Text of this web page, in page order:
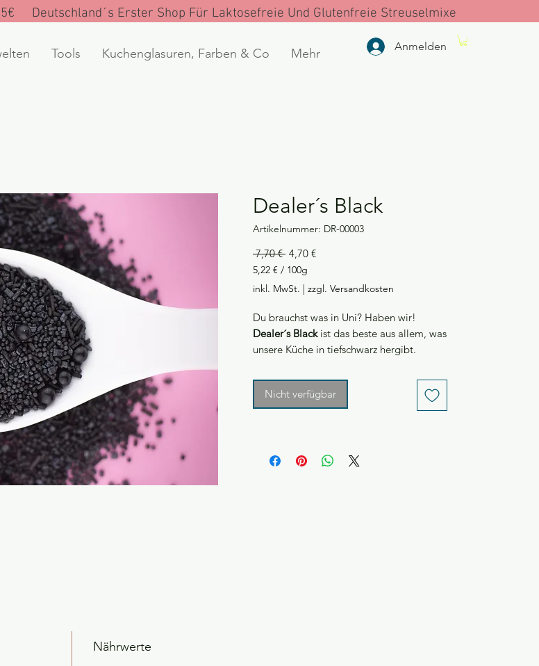
Deutschland´s Erster Shop Für Laktosefreie Und Glutenfreie Streuselmixe
Tools Kuchenglasuren, Farben & Co Mehr Anmelden
Dealer´s Black
Artikelnummer: DR-00003
7,70 € Standardpreis
4,70 €Sale-
5,22 € / 100g
5,22 €
pro
Gramm
inkl. MwSt. | zzgl. Versandkosten
Du brauchst was in Uni? Haben wir!
Dealer´s Blackist das beste aus allem, was
unsere Küche in tiefschwarz hergibt.
anderem mit unseren
.
Nicht verfügbar
Nährwerte